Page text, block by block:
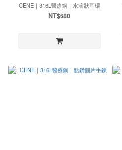
CENE｜316L醫療鋼｜水滴狀耳環
NT$680